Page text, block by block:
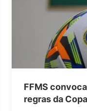
FFMS
regras da